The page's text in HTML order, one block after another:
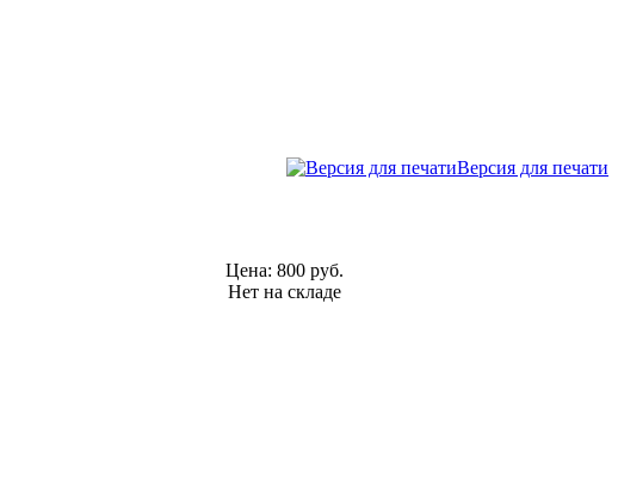
Версия для печати
Цена: 800 руб.
Нет на складе